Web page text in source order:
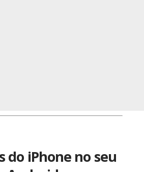
do iPhone no seu